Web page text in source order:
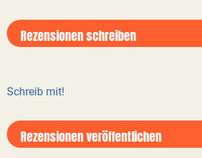
Rezensionen schreiben
Schreib mit!
Rezensionen veröffentlichen